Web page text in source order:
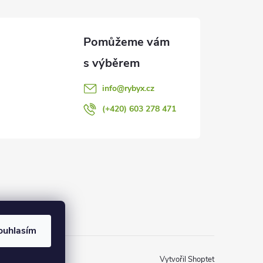
info@rybyx.cz
(+420) 603 278 471
Vytvořil Shoptet